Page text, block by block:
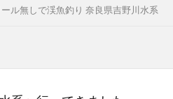
ル無しで渓魚釣り 奈良県吉野川水系